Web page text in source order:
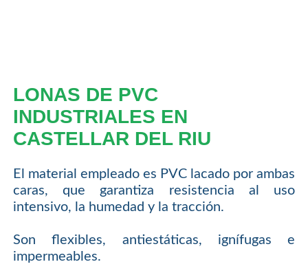
LONAS DE PVC
INDUSTRIALES EN
CASTELLAR DEL RIU
El material empleado es PVC lacado por ambas
caras, que garantiza resistencia al uso
intensivo, la humedad y la tracción.
Son flexibles, antiestáticas, ignífugas e
impermeables.